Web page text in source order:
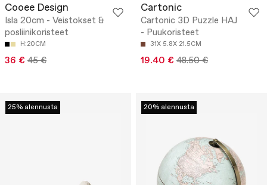
Cooee Design
Isla 20cm - Veistokset &
posliinikoristeet
H:20CM
36 € 45 €
Cartonic
Cartonic 3D Puzzle HAJ
- Puukoristeet
31X 5.8X 21.5CM
19.40 € 48.50 €
25% alennusta 20% alennusta